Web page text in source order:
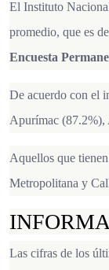
El Instituto
promedio, que es
Encuesta
De acuerdo con el
Apurímac (87.2%),
Aquellos que
Metropolitana y
Las cifras de los